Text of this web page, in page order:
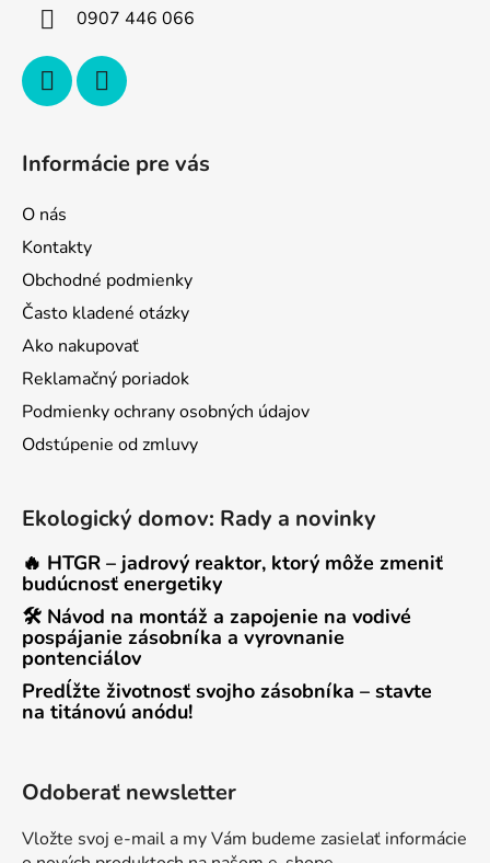
0907 446 066
Informácie pre vás
O nás
Kontakty
Obchodné podmienky
Často kladené otázky
Ako nakupovať
Reklamačný poriadok
Podmienky ochrany osobných údajov
Odstúpenie od zmluvy
Ekologický domov: Rady a novinky
🔥 HTGR – jadrový reaktor, ktorý môže zmeniť
budúcnosť energetiky
🛠 Návod na montáž a zapojenie na vodivé
pospájanie zásobníka a vyrovnanie
pontenciálov
Predĺžte životnosť svojho zásobníka – stavte
na titánovú anódu!
Odoberať newsletter
Vložte svoj e-mail a my Vám budeme zasielať informácie